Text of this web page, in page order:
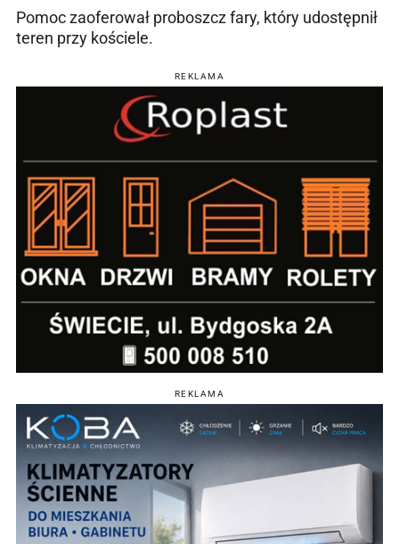
Pomoc zaoferował proboszcz fary, który udostępnił
teren przy kościele.
REKLAMA
REKLAMA